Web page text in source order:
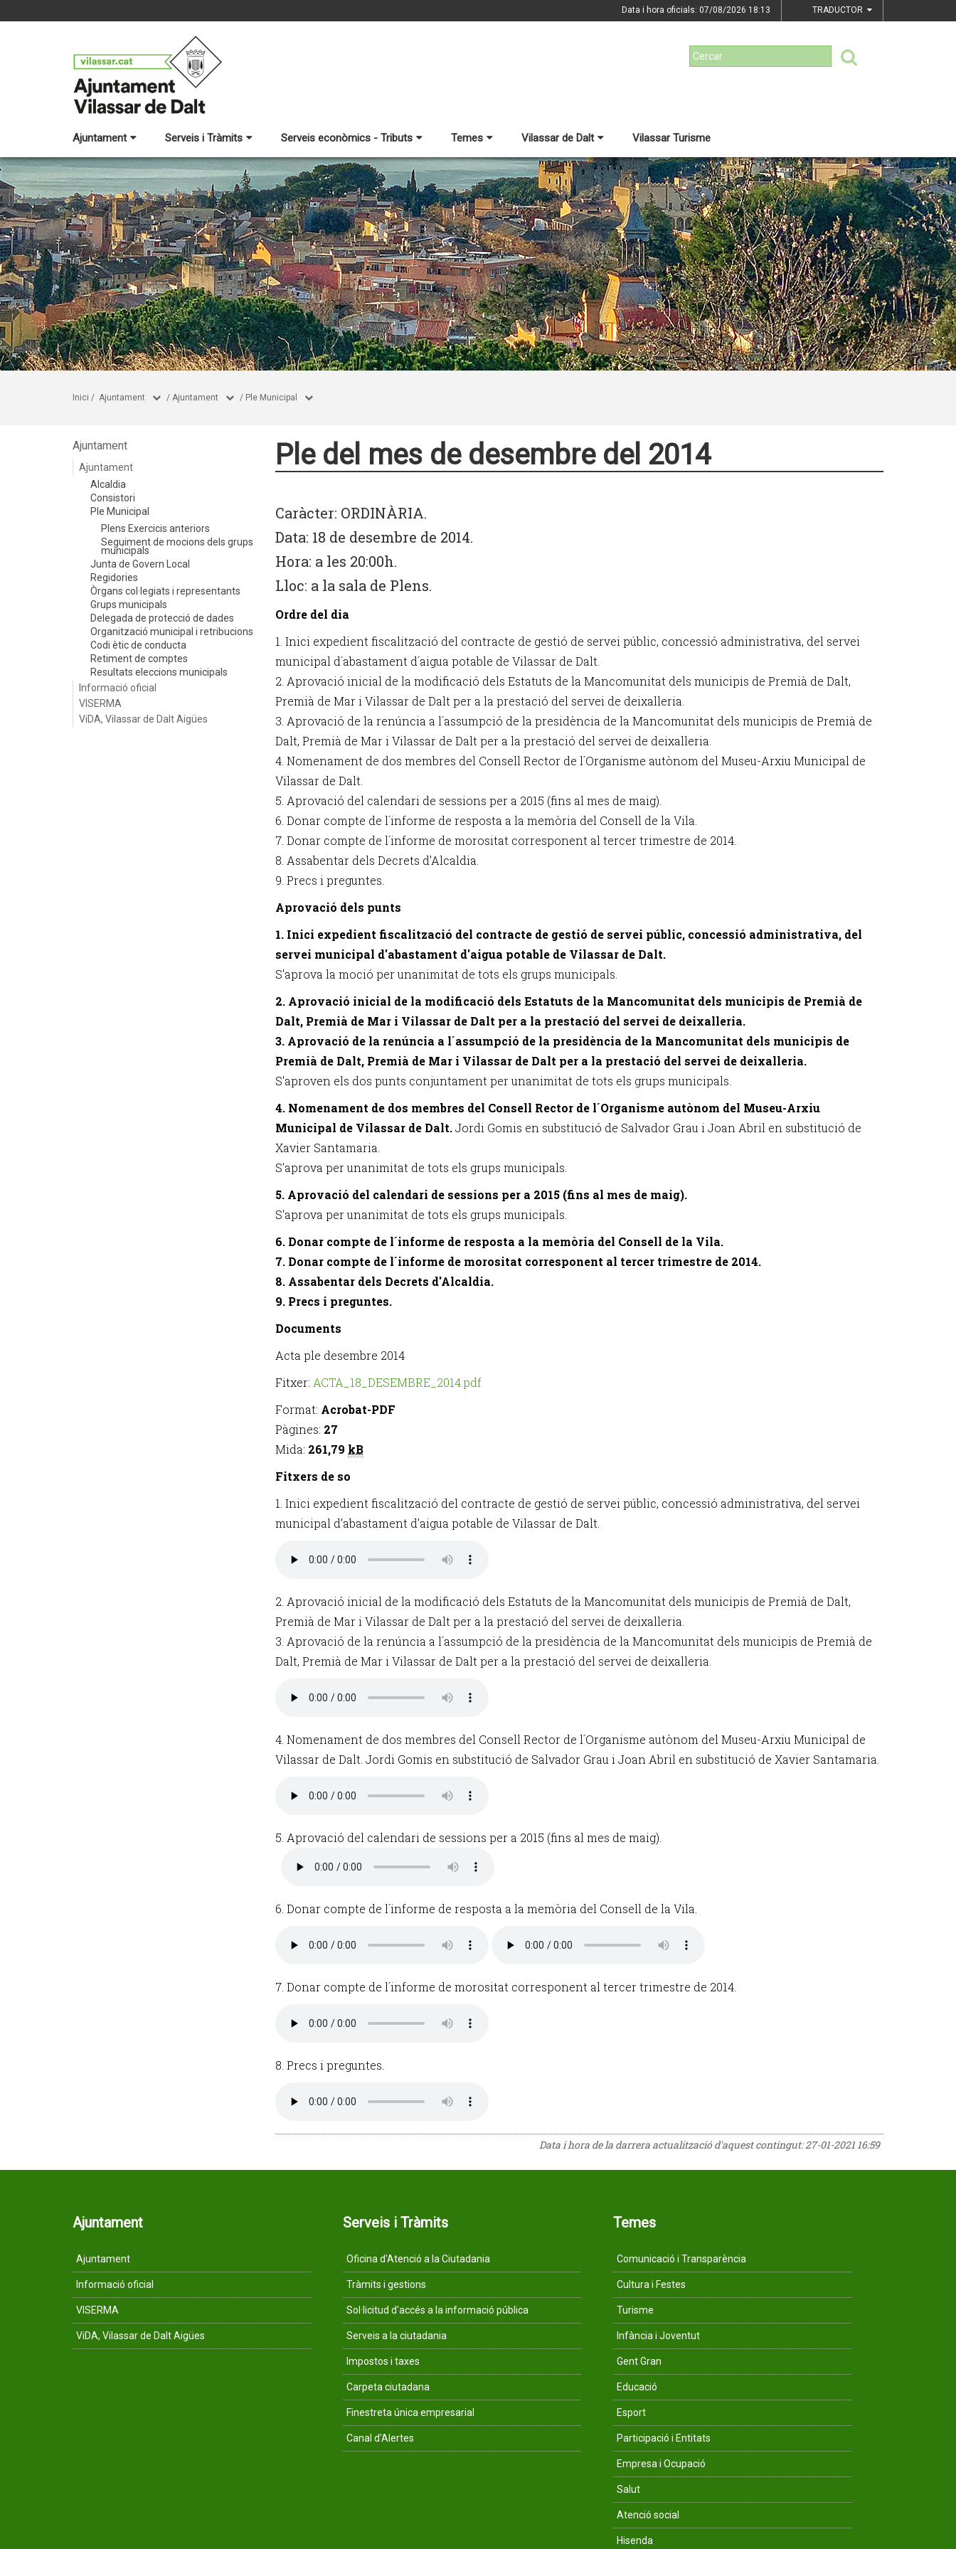
Data i hora oficials: 07/08/2026 18:13 TRADUCTOR
Ajuntament Serveis i Tràmits Serveis econòmics - Tributs Temes Vilassar de Dalt Vilassar Turisme
Inici / Ajuntament / Ajuntament / Ple Municipal
Ajuntament
Ajuntament
Alcaldia
Consistori
Ple Municipal
Plens Exercicis anteriors
Seguiment de mocions dels grups
municipals
Junta de Govern Local
Regidories
Òrgans col·legiats i representants
Grups municipals
Delegada de protecció de dades
Organització municipal i retribucions
Codi ètic de conducta
Retiment de comptes
Resultats eleccions municipals
Informació oficial
VISERMA
ViDA, Vilassar de Dalt Aigües
Ple del mes de desembre del 2014
Caràcter: ORDINÀRIA.
Data: 18 de desembre de 2014.
Hora: a les 20:00h.
Lloc: a la sala de Plens.
Ordre del dia
1. Inici expedient fiscalització del contracte de gestió de servei públic, concessió administrativa, del servei
municipal d´abastament d´aigua potable de Vilassar de Dalt.
2. Aprovació inicial de la modificació dels Estatuts de la Mancomunitat dels municipis de Premià de Dalt,
Premià de Mar i Vilassar de Dalt per a la prestació del servei de deixalleria.
3. Aprovació de la renúncia a l´assumpció de la presidència de la Mancomunitat dels municipis de Premià de
Dalt, Premià de Mar i Vilassar de Dalt per a la prestació del servei de deixalleria.
4. Nomenament de dos membres del Consell Rector de l´Organisme autònom del Museu-Arxiu Municipal de
Vilassar de Dalt.
5. Aprovació del calendari de sessions per a 2015 (fins al mes de maig).
6. Donar compte de l´informe de resposta a la memòria del Consell de la Vila.
7. Donar compte de l´informe de morositat corresponent al tercer trimestre de 2014.
8. Assabentar dels Decrets d'Alcaldia.
9. Precs i preguntes.
Aprovació dels punts
1. Inici expedient fiscalització del contracte de gestió de servei públic, concessió administrativa, del
servei municipal d'abastament d'aigua potable de Vilassar de Dalt.
S'aprova la moció per unanimitat de tots els grups municipals.
2. Aprovació inicial de la modificació dels Estatuts de la Mancomunitat dels municipis de Premià de
Dalt, Premià de Mar i Vilassar de Dalt per a la prestació del servei de deixalleria.
3. Aprovació de la renúncia a l´assumpció de la presidència de la Mancomunitat dels municipis de
Premià de Dalt, Premià de Mar i Vilassar de Dalt per a la prestació del servei de deixalleria.
S'aproven els dos punts conjuntament per unanimitat de tots els grups municipals.
4. Nomenament de dos membres del Consell Rector de l´Organisme autònom del Museu-Arxiu
Municipal de Vilassar de Dalt.Jordi Gomis en substitució de Salvador Grau i Joan Abril en substitució de
Xavier Santamaria.
S'aprova per unanimitat de tots els grups municipals.
5. Aprovació del calendari de sessions per a 2015 (fins al mes de maig).
S'aprova per unanimitat de tots els grups municipals.
6. Donar compte de l´informe de resposta a la memòria del Consell de la Vila.
7. Donar compte de l´informe de morositat corresponent al tercer trimestre de 2014.
8. Assabentar dels Decrets d'Alcaldia.
9. Precs i preguntes.
Documents
Acta ple desembre 2014
Fitxer: ACTA_18_DESEMBRE_2014.pdf
Format: Acrobat-PDF
Pàgines: 27
Mida: 261,79 kB
Fitxers de so
1. Inici expedient fiscalització del contracte de gestió de servei públic, concessió administrativa, del servei
municipal d'abastament d'aigua potable de Vilassar de Dalt.
2. Aprovació inicial de la modificació dels Estatuts de la Mancomunitat dels municipis de Premià de Dalt,
Premià de Mar i Vilassar de Dalt per a la prestació del servei de deixalleria.
3. Aprovació de la renúncia a l´assumpció de la presidència de la Mancomunitat dels municipis de Premià de
Dalt, Premià de Mar i Vilassar de Dalt per a la prestació del servei de deixalleria.
4. Nomenament de dos membres del Consell Rector de l´Organisme autònom del Museu-Arxiu Municipal de
Vilassar de Dalt. Jordi Gomis en substitució de Salvador Grau i Joan Abril en substitució de Xavier Santamaria.
5. Aprovació del calendari de sessions per a 2015 (fins al mes de maig).
6. Donar compte de l´informe de resposta a la memòria del Consell de la Vila.
7. Donar compte de l´informe de morositat corresponent al tercer trimestre de 2014.
8. Precs i preguntes.
Data i hora de la darrera actualització d'aquest contingut:27-01-2021 16:59
Ajuntament
Ajuntament
Informació oficial
VISERMA
ViDA, Vilassar de Dalt Aigües
Serveis i Tràmits
Oficina d'Atenció a la Ciutadania
Tràmits i gestions
Sol·licitud d'accés a la informació pública
Serveis a la ciutadania
Impostos i taxes
Carpeta ciutadana
Finestreta única empresarial
Canal d'Alertes
Temes
Comunicació i Transparència
Cultura i Festes
Turisme
Infància i Joventut
Gent Gran
Educació
Esport
Participació i Entitats
Empresa i Ocupació
Salut
Atenció social
Hisenda